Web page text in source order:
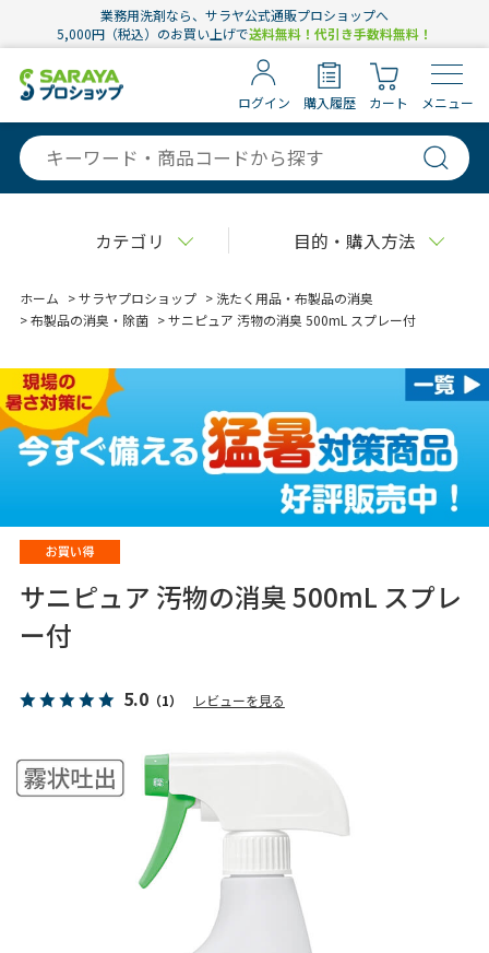
業務用洗剤なら、サラヤ公式通販プロショップへ
5,000円（税込）のお買い上げで送料無料！代引き手数料無料！
ログイン 購入履歴 カート メニュー
カテゴリ 目的・購入方法
ホーム >サラヤプロショップ > 洗たく用品・布製品の消臭
>布製品の消臭・除菌 >サニピュア 汚物の消臭 500mL スプレー付
サニピュア 汚物の消臭 500mL スプレ
ー付
5.0（1） レビューを見る